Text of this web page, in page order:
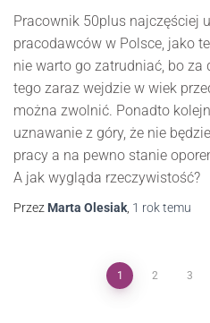
Pracownik 50plus najczęściej
pracodawców w Polsce, jako
nie warto go zatrudniać, bo za
tego zaraz wejdzie w wiek
można zwolnić. Ponadto
uznawanie z góry, że nie
pracy a na pewno stanie
A jak wygląda rzeczywistość?
Przez Marta Olesiak 1 roktemu
1 2 3